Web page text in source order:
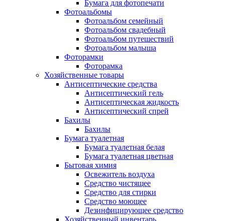
Бумага для фотопечати
Фотоальбомы
Фотоальбом семейный
Фотоальбом свадебный
Фотоальбом путешествий
Фотоальбом малыша
Фоторамки
Фоторамка
Хозяйственные товары
Антисептические средства
Антисептический гель
Антисептическая жидкость
Антисептический спрей
Бахилы
Бахилы
Бумага туалетная
Бумага туалетная белая
Бумага туалетная цветная
Бытовая химия
Освежитель воздуха
Средство чистящее
Средство для стирки
Средство моющее
Дезинфицирующее средство
Хозяйственный инвентарь